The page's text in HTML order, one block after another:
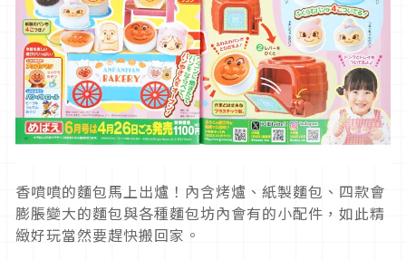
香噴噴的麵包馬上出爐！內含烤爐、紙製麵包、四款會
膨脹變大的麵包與各種麵包坊內會有的小配件，如此精
緻好玩當然要趕快搬回家。